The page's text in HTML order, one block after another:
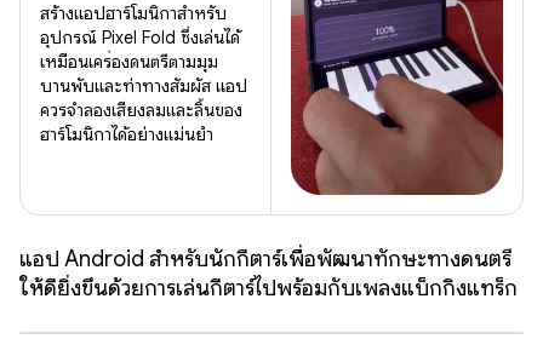
สร้างแอปฮาร์โมนิกาสำหรับ
อุปกรณ์ Pixel Fold ซึ่งเล่นได้
เหมือนเครื่องดนตรีตามมุม
บานพับและท่าทางสัมผัส แอป
ควรจำลองเสียงลมและลิ้นของ
ฮาร์โมนิกาได้อย่างแม่นยำ
แอป Android สำหรับนักกีตาร์เพื่อพัฒนาทักษะทางดนตรี
ให้ดียิ่งขึ้นด้วยการเล่นกีตาร์ไปพร้อมกับเพลงแบ็กกิ้งแทร็ก